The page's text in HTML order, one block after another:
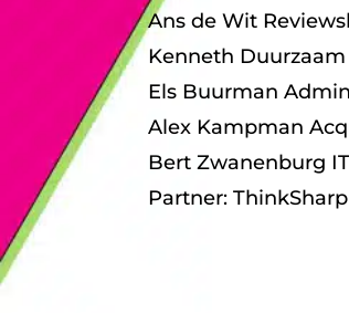
Ans de Wit
Kenneth Duurzaam
Els Buurman
Alex Kampman
Bert Zwanenburg IT
Partner: ThinkSharp